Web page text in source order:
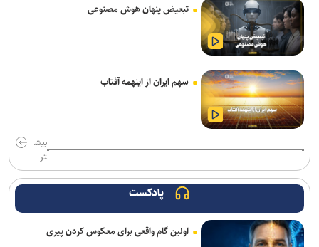
بیانیۀ خانواده شهید لاریجانی دربارۀ گمانه‌زنی‌های رسانه‌ای
هلاکت اعضای یک تیم تروریستی در سیستان‌وبلوچستان
وزارت اطلاعات: ۲۱ مزدور موساد و ۴ شرور مسلح در کرمان بازداشت
شدند
سردار موسوی: بسیجیان دریا دل کاشان به وجود شما مباهات می‌کنیم
وال‌استریت ژورنال: ترامپ دستور تحقیق درباره افشای اطلاعات ذخایر
تسلیحاتی آمریکا را صادر کرد
تحقیقات ارتش آمریکا درباره موج خودکشی در فرماندهی سایبری؛ نگرانی
از فشار‌های ناشی از جنگ و مأموریت‌های فزاینده
تبعیض پنهان هوش مصنوعی
سهم ایران از اینهمه آفتاب
بیش
تر
پادکست
اولین گام واقعی برای معکوس کردن پیری